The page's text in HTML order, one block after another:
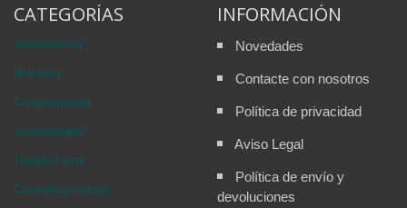
CATEGORÍAS
Alimentación
Nutricion
Complementos
Aromaterapia
Terapia Floral
Cosmética natural
INFORMACIÓN
Novedades
Contacte con nosotros
Política de privacidad
Aviso Legal
Política de envío y
devoluciones